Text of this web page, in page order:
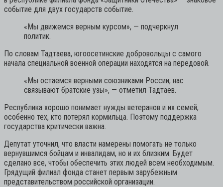
событие для двух государств событие.
«Мы движемся верным курсом», — подчеркнул
политик.
По словам Тадтаева, югоосетинские добровольцы с самого
начала специальной военной операции находятся на передовой.
«Мы остаемся верными союзниками России, нас
связывают братские узы», — отметил Тадтаев.
Республика хорошо понимает нужды ветеранов и их семей,
особенно тех, кто потерял кормильца. Поэтому поддержка
государства критически важна.
Депутат уточнил, что власти намерены помогать не только
вернувшимся бойцам и инвалидам, но и их близким. Будет
сделано все, чтобы обеспечить этих людей всем необходимым.
Грядущий филиал фонда станет первым зарубежным
представительством российской организации.